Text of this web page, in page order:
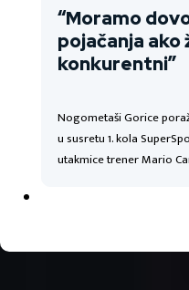
“Moramo
pojačanja ako
konkurentni”
Nogometaši Gorice
u susretu 1. kola
utakmice trener Mario